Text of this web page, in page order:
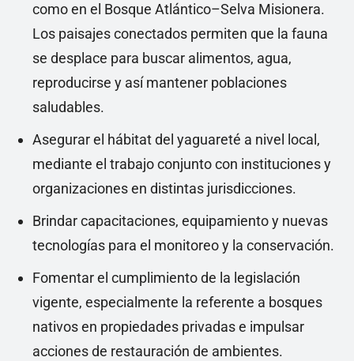
como en el Bosque Atlántico–Selva Misionera.
Los paisajes conectados permiten que la fauna
se desplace para buscar alimentos, agua,
reproducirse y así mantener poblaciones
saludables.
Asegurar el hábitat del yaguareté a nivel local,
mediante el trabajo conjunto con instituciones y
organizaciones en distintas jurisdicciones.
Brindar capacitaciones, equipamiento y nuevas
tecnologías para el monitoreo y la conservación.
Fomentar el cumplimiento de la legislación
vigente, especialmente la referente a bosques
nativos en propiedades privadas e impulsar
acciones de restauración de ambientes.